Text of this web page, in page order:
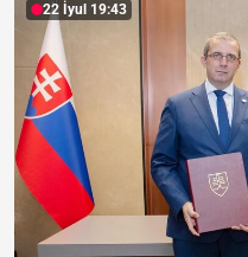
22 İyul 19:43